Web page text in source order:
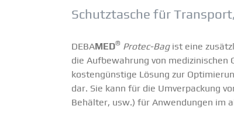
Schutz­tasche für
DEBAMED® Protec-Bagist eine
die Aufbe­wahrung von
kosten­günstige Lösung zur
dar. Sie kann für die Umver­pa­ckung
Behälter, usw.) für Anwen­dungen im